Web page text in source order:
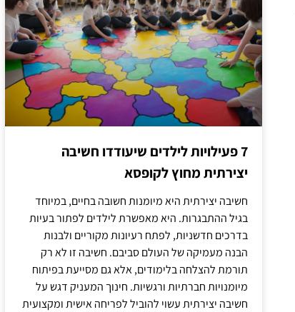
7 פעילויות לילדים שיעודדו חשיבה
יצירתית מחוץ לקופסא
חשיבה יצירתית היא מיומנות חשובה בחיים, במיוחד
בגיל ההתבגרות. היא מאפשרת לילדים לפתור בעיות
בדרכים חדשניות, לפתח רעיונות מקוריים ולבנות
הבנה מעמיקה של העולם סביבם. חשיבה זו לא רק
תורמת להצלחה בלימודים, אלא גם מסייעת בפיתוח
מיומנויות חברתיות ורגשיות. חינוך המעניק דגש על
חשיבה יצירתית עשוי להוביל לפריחה אישית ומקצועית